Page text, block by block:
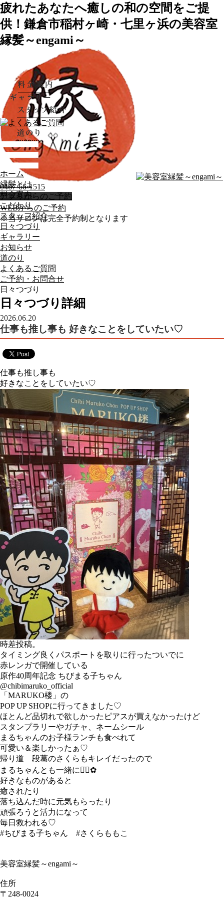
疲れたあなたへ癒しの和の空間をご提
供！鎌倉市稲村ヶ崎・七里ヶ浜の美容室
縁髪～engami～
0467-66-1515
アプリからのご予約
WEBからのご予約
※当サロンは完全予約制となります
ホーム
縁髪とは
料金案内
こだわり
スタッフ紹介
日々つづり
ギャラリー
お知らせ
道のり
よくあるご質問
ご予約・お問合せ
日々つづり
日々つづり詳細
2026.06.20
仕事も推し事も 好きなことをしていたい♡
仕事も推し事も
好きなことをしていたい♡
時差投稿。
タイミング良くパスポートを取りに行ったついでに
赤レンガで開催している
原作40周年記念 ちびまる子ちゃん
@chibimaruko_official
「MARUKO楼」の
POP UP SHOPに行ってきました♡
ほとんど品切れで欲しかったピアスが買えなかったけど
スタンプラリーやガチャ、ネームシール
まるちゃんのお子様ランチも食べれて
可愛い＆楽しかったぁ♡
帰り道 段葛のさくらもキレイだったので
まるちゃんとも一緒に◡̈⃝︎✿︎
好きなものがあると
癒されたり
落ち込んだ時に元気もらったり
頑張ろうと活力になって
毎日救われる♡
#ちびまる子ちゃん #さくらももこ
美容室縁髪～engami～
住所
〒248-0024